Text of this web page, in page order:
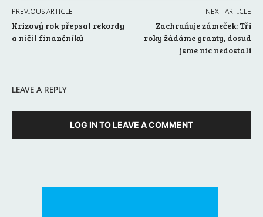
PREVIOUS ARTICLE
Krizový rok přepsal rekordy
a ničil finančníků
NEXT ARTICLE
Zachraňuje zámeček: Tři
roky žádáme granty, dosud
jsme nic nedostali
LEAVE A REPLY
LOG IN TO LEAVE A COMMENT